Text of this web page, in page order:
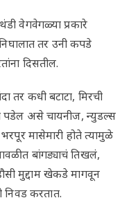
वेगवेगळ्या प्रकारे
तर उनी कपडे
दिसतील.
तर कधी बटाटा, मिरची
पडेल असे चायनीज, न्युडल्स
मासेमारी होते त्यामुळे
बांगड्याचं तिखलं,
मुद्दाम खेकडे मागवून
निवड करतात.